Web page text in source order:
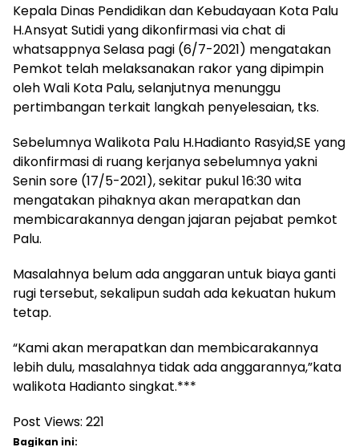
Kepala Dinas Pendidikan dan Kebudayaan Kota Palu
H.Ansyat Sutidi yang dikonfirmasi via chat di
whatsappnya Selasa pagi (6/7-2021) mengatakan
Pemkot telah melaksanakan rakor yang dipimpin
oleh Wali Kota Palu, selanjutnya menunggu
pertimbangan terkait langkah penyelesaian, tks.
Sebelumnya Walikota Palu H.Hadianto Rasyid,SE yang
dikonfirmasi di ruang kerjanya sebelumnya yakni
Senin sore (17/5-2021), sekitar pukul 16:30 wita
mengatakan pihaknya akan merapatkan dan
membicarakannya dengan jajaran pejabat pemkot
Palu.
Masalahnya belum ada anggaran untuk biaya ganti
rugi tersebut, sekalipun sudah ada kekuatan hukum
tetap.
“Kami akan merapatkan dan membicarakannya
lebih dulu, masalahnya tidak ada anggarannya,”kata
walikota Hadianto singkat.***
Post Views: 221
Bagikan ini: